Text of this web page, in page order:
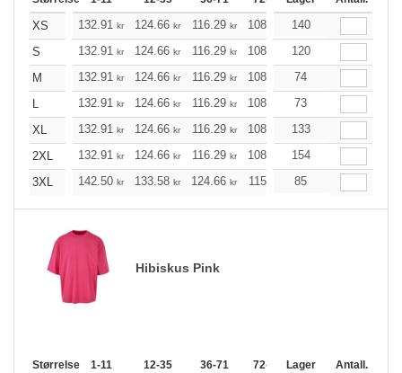
XS 132.91 kr 124.66 kr 116.29 kr 108.04 kr 99.68
140
S
132.91 kr 124.66 kr 116.29 kr 108.04 kr 99.68
120
M
132.91 kr 124.66 kr 116.29 kr 108.04
74
L
132.91 kr 124.66 kr 116.29 kr 108.04
73
XL
132.91 kr 124.66 kr 116.29 kr 108.04 kr 99.68
133
2XL
132.91 kr 124.66 kr 116.29 kr 108.04 kr 99.68
154
3XL
142.50 kr 133.58 kr 124.66 kr 115.85 106.93
85
Hibiskus Pink
Størrelse 1-11 12-35 36-71 72-143 144-287
Lager Antall.